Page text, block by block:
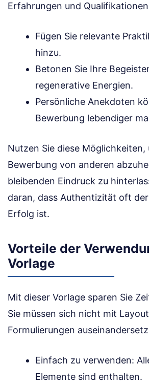
Erfahrungen und
Fügen Sie relevante
hinzu.
Betonen Sie Ihre
regenerative Energien.
Persönliche Anekdoten
Bewerbung lebendiger
Nutzen Sie diese Möglichkeiten,
Bewerbung von anderen
bleibenden Eindruck zu
daran, dass Authentizität oft
Erfolg ist.
Vorteile der
Vorlage
Mit dieser Vorlage sparen Sie
Sie müssen sich nicht mit
Formulierungen
Einfach zu verwenden:
Elemente sind enthalten.